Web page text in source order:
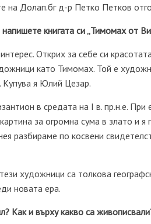
на Долап.бг д-р Петко Петков
книгата си „Тимомах от
Открих за себе си
като Тимомах. Той е
Купува я Юлий Цезар.
в средата на І в. пр.н.е.
за огромна сума в злато и
разбираме по косвени
художници са толкова
новата ера.
Как и върху какво са